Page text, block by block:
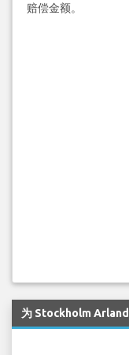
赔偿金额。
为 Stockholm